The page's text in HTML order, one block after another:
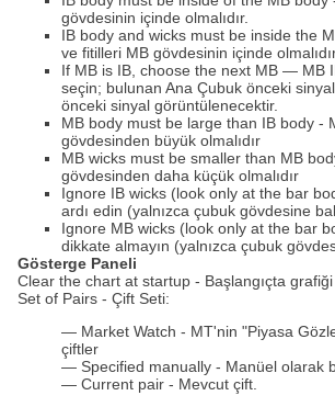
gövdesinin içinde olmalıdır.
IB body and wicks must be inside the
ve fitilleri MB gövdesinin içinde
If MB is IB, choose the next MB — MB
seçin; bulunan Ana Çubuk önceki
önceki sinyal görüntülenecektir.
MB body must be large than IB body -
gövdesinden büyük olmalıdır
MB wicks must be smaller than MB
gövdesinden daha küçük olmalıdır
Ignore IB wicks (look only at the bar
ardı edin (yalnızca çubuk gövdesine
Ignore MB wicks (look only at the bar
dikkate almayın (yalnızca çubuk
Gösterge Paneli
Clear the chart at startup - Başlangıçta
Set of Pairs - Çift Seti:
— Market Watch - MT'nin "Piyasa
çiftler
— Specified manually - Manüel olarak
— Current pair - Mevcut çift.